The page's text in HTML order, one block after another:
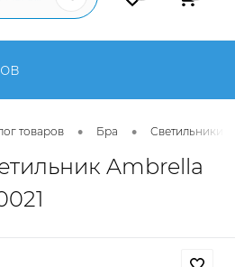
товаров • Бра • Светильники
Ambrella